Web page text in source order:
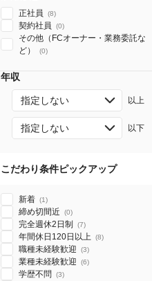
正社員 (8)
契約社員 (0)
その他（FCオーナー・業務委託な
ど）
(0)
年収
指定しない 以上
指定しない 以下
こだわり条件ピックアップ
新着 (1)
締め切間近 (0)
完全週休2日制 (7)
年間休日120日以上 (8)
職種未経験歓迎 (3)
業種未経験歓迎 (6)
学歴不問 (3)